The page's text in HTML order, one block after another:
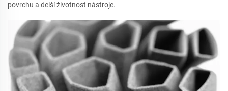
povrchu a delší životnost nástroje.